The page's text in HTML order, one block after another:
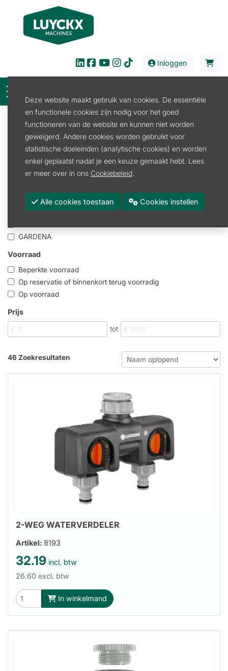
Inloggen
Filter
Verkoop
Beregeningstechniek
Waterkoppeling
Promoties
Merk
GARDENA
Voorraad
Beperkte voorraad
Op reservatie of binnenkort terug voorradig
Op voorraad
Prijs
tot
46 Zoekresultaten
2-WEG WATERVERDELER
Artikel: 8193
32.19 incl. btw
26.60 excl. btw
In winkelmand
Deze website maakt gebruik van cookies. De essentiële
en functionele cookies zijn nodig voor het goed
functioneren van de website en kunnen niet worden
geweigerd. Andere cookies worden gebruikt voor
statistische doeleinden (analytische cookies) en worden
enkel geplaatst nadat je een keuze gemaakt hebt. Lees
er meer over in ons Cookiebeleid.
Alle cookies toestaan Cookies instellen